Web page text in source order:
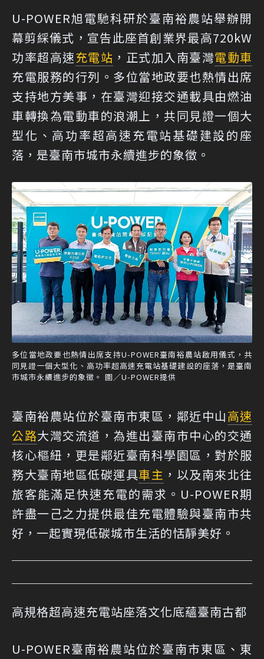
U-POWER旭電馳科研於臺南裕農站舉辦開
幕剪綵儀式，宣告此座首創業界最高720kW
功率超高速充電站 ，正式加入南臺灣電動車
充電服務的行列。多位當地政要也熱情出席
支持地方美事，在臺灣迎接交通載具由燃油
車轉換為電動車的浪潮上，共同見證一個大
型化、高功率超高速充電站基礎建設的座
落，是臺南市城市永續進步的象徵。
多位當地政要也熱情出席支持U-POWER臺南裕農站啟用儀式，共
同見證一個大型化、高功率超高速充電站基礎建設的座落，是臺南
市城市永續進步的象徵。 圖／U-POWER提供
臺南裕農站位於臺南市東區，鄰近中山高速
公路大灣交流道，為進出臺南市中心的交通
核心樞紐，更是鄰近臺南科學園區，對於服
務大臺南地區低碳運具車主 ，以及南來北往
旅客能滿足快速充電的需求。U-POWER期
許盡一己之力提供最佳充電體驗與臺南市共
好，一起實現低碳城市生活的恬靜美好。
高規格超高速充電站座落文化底蘊臺南古都
U-POWER臺南裕農站位於臺南市東區、東